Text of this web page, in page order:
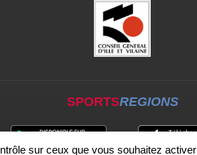
SPORTSREGIONS
sur ceux que vous souhaitez activer